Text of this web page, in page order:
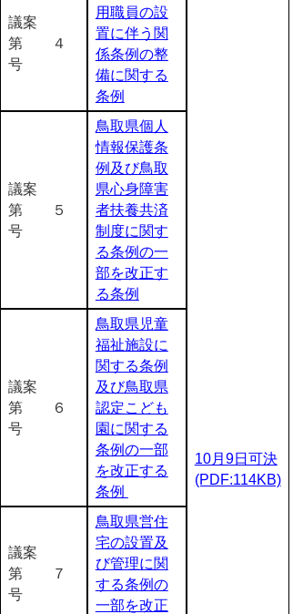
議案
第 ４
号
用職員の設
置に伴う関
係条例の整
備に関する
条例
10月9日可決
(PDF:114KB)
議案
第 ５
号
鳥取県個人
情報保護条
例及び鳥取
県心身障害
者扶養共済
制度に関す
る条例の一
部を改正す
る条例
議案
第 ６
号
鳥取県児童
福祉施設に
関する条例
及び鳥取県
認定こども
園に関する
条例の一部
を改正する
条例
議案
第 ７
号
鳥取県営住
宅の設置及
び管理に関
する条例の
一部を改正